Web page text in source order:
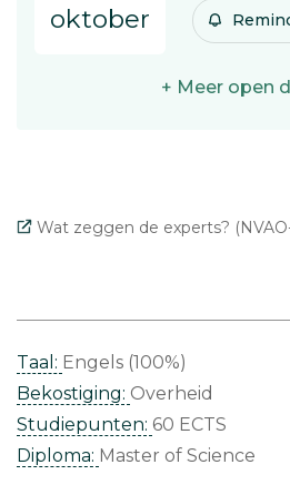
oktober
+ Meer open
Wat zeggen de experts?
Taal: Engels (100%)
Bekostiging: Overheid
Studiepunten: 60 ECTS
Diploma: Master of Science